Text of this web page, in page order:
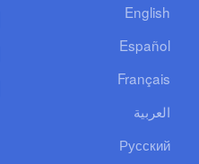
English
Español
Français
العربية
Русский